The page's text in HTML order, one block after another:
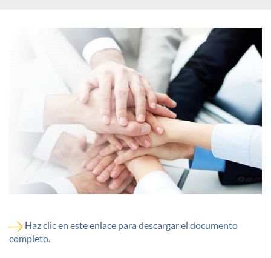
Haz clic en este enlace para descargar el documento
completo.